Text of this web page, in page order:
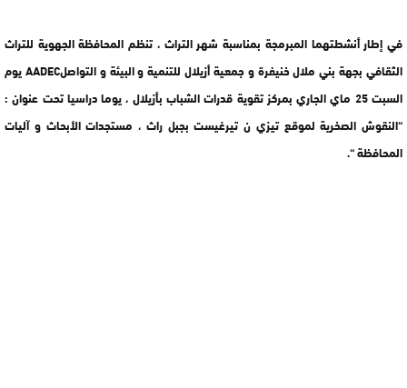
في إطار أنشطتهما المبرمجة بمناسبة شهر التراث ، تنظم المحافظة الجهوية للتراث
الثقافي بجهة بني ملال خنيفرة و جمعية أزيلال للتنمية و البيئة و التواصلAADECيوم
السبت 25 ماي الجاري بمركز تقوية قدرات الشباب بأزيلال ، يوما دراسيا تحت عنوان :
“النقوش الصخرية لموقع تيزي ن تيرغيست بجبل راث ، مستجدات الأبحاث و آليات
المحافظة “.